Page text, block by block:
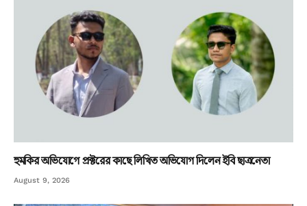
হুমকির অভিযোগে প্রক্টরের কাছে লিখিত অভিযোগ দিলেন ইবি ছাত্রনেতা
August 9, 2026